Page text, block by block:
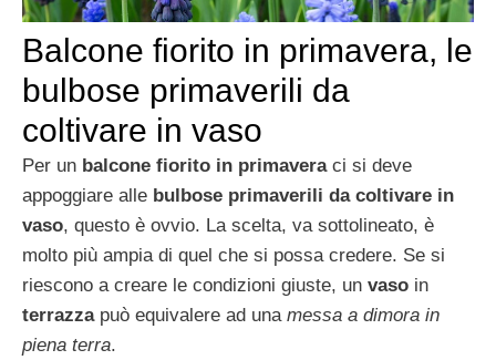
Balcone fiorito in primavera, le
bulbose primaverili da
coltivare in vaso
Per un balcone fiorito in primaveraci si deve
appoggiare alle bulbose primaverili da coltivare in
vaso, questo è ovvio. La scelta, va sottolineato, è
molto più ampia di quel che si possa credere. Se si
riescono a creare le condizioni giuste, un vaso in
terrazzapuò equivalere ad una messa a dimora in
piena terra.